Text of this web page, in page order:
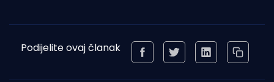
Podijelite ovaj članak